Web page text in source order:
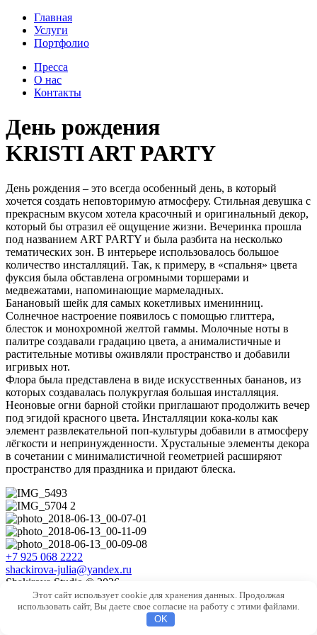
Главная
Услуги
Портфолио
Пресса
О нас
Контакты
День рождения
KRISTI ART PARTY
День рождения – это всегда особенный день, в который
хочется создать неповторимую атмосферу. Стильная девушка с
прекрасным вкусом хотела красочный и оригинальный декор,
который бы отразил её ощущение жизни. Вечеринка прошла
под названием ART PARTY и была разбита на несколько
тематических зон. В интерьере использовалось большое
количество инсталляций. Так, к примеру, в «спальня» цвета
фуксия была обставлена огромными торшерами и
медвежатами, напоминающие мармеладных.
Банановый шейк для самых кокетливых именинниц.
Солнечное настроение появилось с помощью глиттера,
блесток и монохромной желтой гаммы. Молочные ноты в
палитре создавали градацию цвета, а анималистичные и
растительные мотивы оживляли пространство и добавили
игривых нот.
Флора была представлена в виде искусственных бананов, из
которых создавалась полукруглая большая инсталляция.
Неоновые огни барной стойки приглашают продолжить вечер
под эгидой красного цвета. Инсталляции кока-колы как
элемент развлекательной поп-культуры добавили в атмосферу
лёгкости и непринужденности. Хрустальные элементы декора
в сочетании с минималистичной геометрией расширяют
пространство для праздника и придают блеска.
+7 925 068 2222
shackirova-julia@yandex.ru
Shakirova Studio © 2026
Оформление праздников
Этот сайт использует cookie для хранения данных. Продолжая
использовать сайт, Вы даете свое согласие на работу с этими файлами.
OK